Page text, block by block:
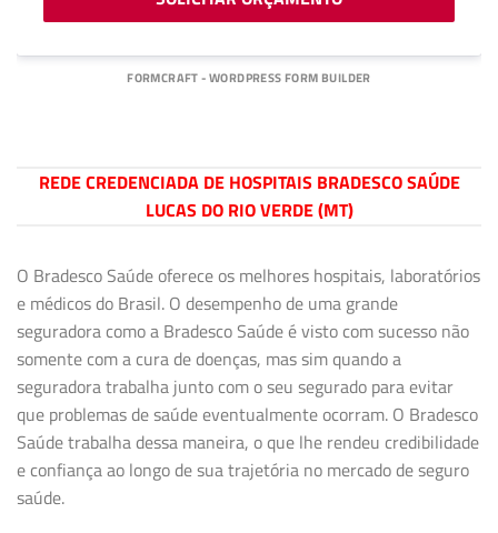
FORMCRAFT - WORDPRESS FORM BUILDER
REDE CREDENCIADA DE HOSPITAIS BRADESCO SAÚDE
LUCAS DO RIO VERDE (MT)
O Bradesco Saúde oferece os melhores hospitais, laboratórios
e médicos do Brasil. O desempenho de uma grande
seguradora como a Bradesco Saúde é visto com sucesso não
somente com a cura de doenças, mas sim quando a
seguradora trabalha junto com o seu segurado para evitar
que problemas de saúde eventualmente ocorram. O Bradesco
Saúde trabalha dessa maneira, o que lhe rendeu credibilidade
e confiança ao longo de sua trajetória no mercado de seguro
saúde.